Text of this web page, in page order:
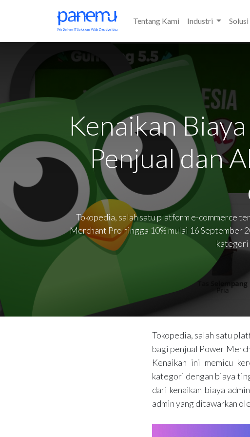
Tentang Kami Industri Solusi
Kenaikan
Penjual dan
Tokopedia, salah satu platform e-commerce
Merchant Pro hingga 10% mulai 16 September
kategori
Tokopedia, salah satu
bagi penjual Power
Kenaikan ini memicu
kategori dengan biaya
dari kenaikan biaya
admin yang ditawarkan